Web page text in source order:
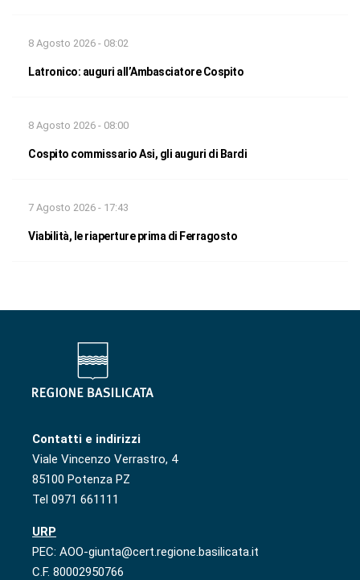
8 Agosto 2026 - 08:02
Latronico: auguri all’Ambasciatore Cospito
8 Agosto 2026 - 08:00
Cospito commissario Asi, gli auguri di Bardi
7 Agosto 2026 - 17:43
Viabilità, le riaperture prima di Ferragosto
Contatti e indirizzi
Viale Vincenzo Verrastro, 4
85100 Potenza PZ
Tel 0971 661111
URP
PEC: AOO-giunta@cert.regione.basilicata.it
C.F. 80002950766